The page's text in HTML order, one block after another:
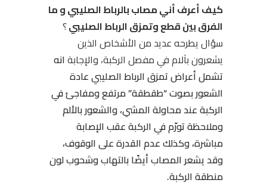
كيف أعرف أني مصاب بالرباط الصليبي و ما
الفرق بين قطع وتمزق الرباط الصليبي؟
سؤال يطرحه عديد من الأشخاص الذين
يشعرون بآلام في مفصل الركبة، والإجابةانه
تشمل أعراض تمزق الرباط الصليبي عادة
الشعور بصوت “طقطقة” مرتفع ومفاجئ في
الركبة عند محاولة المشي، والشعور بالألم
وملاحظة تورّم في الركبة عقب الإصابة
مباشرة، وكذلك عدم القدرة على الوقوف،
وقد يشعر المصاب أيضًا بالتهاب وشحوب لون
منطقة الركبة.